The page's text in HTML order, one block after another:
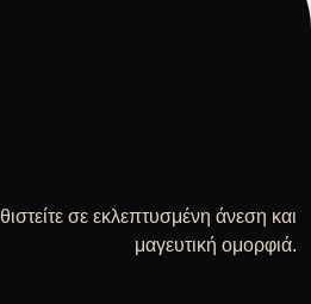
σε εκλεπτυσμένη άνεση και
μαγευτική ομορφιά.